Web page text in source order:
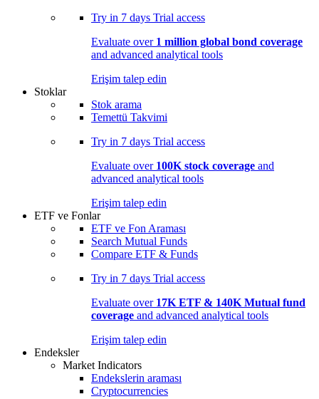
Try in 7 days Trial access
Evaluate over 1 million global bond coverage
and advanced analytical tools
Erişim talep edin
Stoklar
Stok arama
Temettü Takvimi
Try in 7 days Trial access
Evaluate over 100K stock coverage and
advanced analytical tools
Erişim talep edin
ETF ve Fonlar
ETF ve Fon Araması
Search Mutual Funds
Compare ETF & Funds
Try in 7 days Trial access
Evaluate over 17K ETF & 140K Mutual fund
coverage and advanced analytical tools
Erişim talep edin
Endeksler
Market Indicators
Endekslerin araması
Cryptocurrencies